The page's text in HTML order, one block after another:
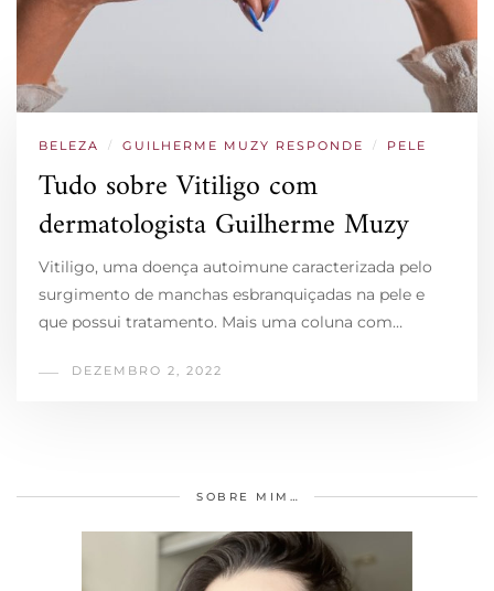
BELEZA / GUILHERME MUZY RESPONDE / PELE
Tudo sobre Vitiligo com
dermatologista Guilherme Muzy
Vitiligo, uma doença autoimune caracterizada pelo
surgimento de manchas esbranquiçadas na pele e
que possui tratamento. Mais uma coluna com…
DEZEMBRO 2, 2022
SOBRE MIM…